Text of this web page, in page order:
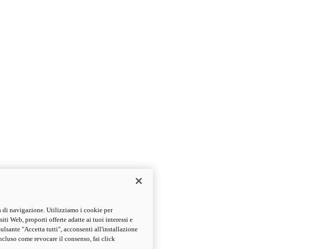
di navigazione. Utilizziamo i cookie per
Web, proporti offerte adatte ai tuoi interessi e
"Accetta tutti", acconsenti all'installazione
come revocare il consenso, fai click